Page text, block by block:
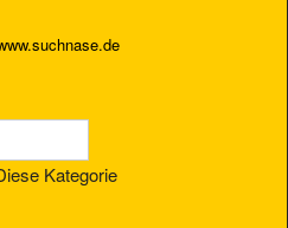
Kategorie